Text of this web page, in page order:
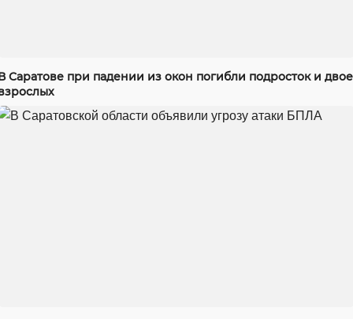
Саратове при падении из окон погибли подросток и двое